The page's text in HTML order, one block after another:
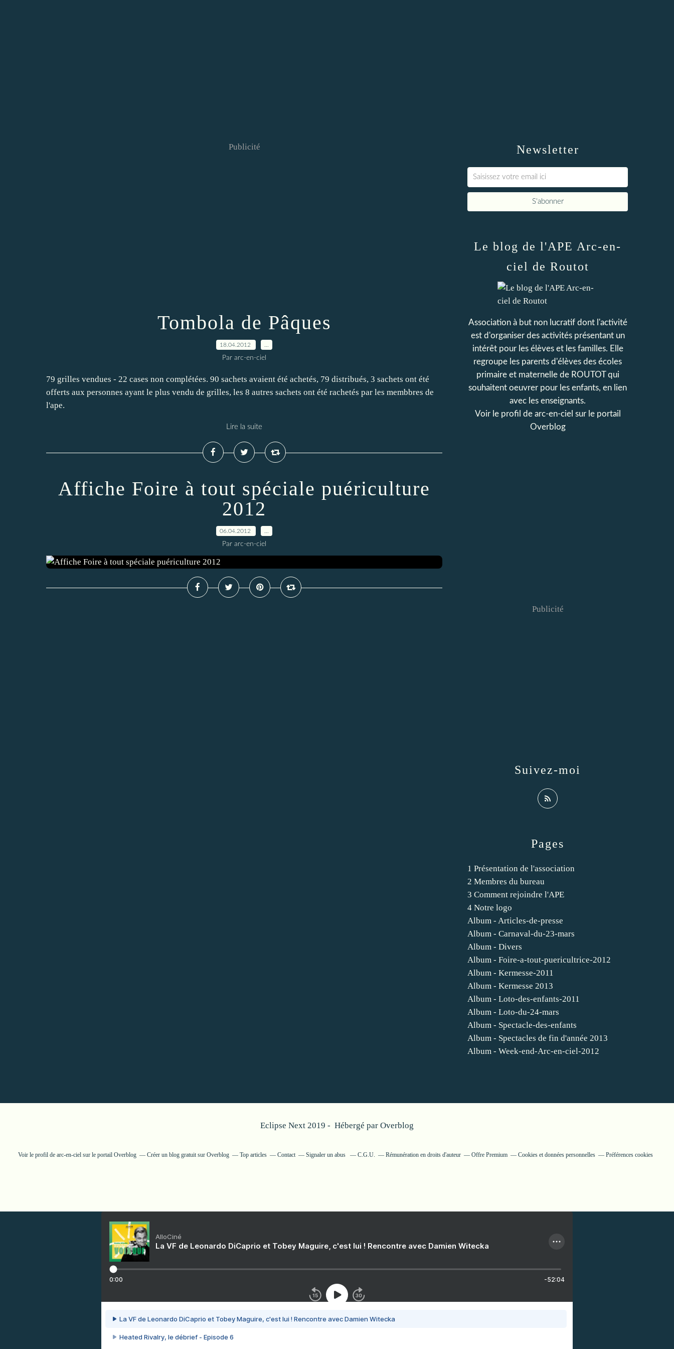
Publicité
Tombola de Pâques
18.04.2012
Par arc-en-ciel
79 grilles vendues - 22 cases non complétées. 90 sachets avaient été achetés, 79 distribués, 3 sachets ont été
offerts aux personnes ayant le plus vendu de grilles, les 8 autres sachets ont été rachetés par les membbres de
l'ape.
Lire la suite
Affiche Foire à tout spéciale puériculture
2012
06.04.2012
Par arc-en-ciel
Newsletter
Pages
1 Présentation de l'association
2 Membres du bureau
3 Comment rejoindre l'APE
4 Notre logo
Album - Articles-de-presse
Album - Carnaval-du-23-mars
Album - Divers
Album - Foire-a-tout-puericultrice-2012
Album - Kermesse-2011
Album - Kermesse 2013
Album - Loto-des-enfants-2011
Album - Loto-du-24-mars
Album - Spectacle-des-enfants
Album - Spectacles de fin d'année 2013
Album - Week-end-Arc-en-ciel-2012
Le blog de l'APE Arc-en-
ciel de Routot
Association à but non lucratif dont l'activité
est d'organiser des activités présentant un
intérêt pour les élèves et les familles. Elle
regroupe les parents d'élèves des écoles
primaire et maternelle de ROUTOT qui
souhaitent oeuvrer pour les enfants, en lien
avec les enseignants.
Voir le profil de arc-en-ciel sur le portail
Overblog
Suivez-moi
Publicité
Eclipse Next 2019 - Hébergé par Overblog
Voir le profil de arc-en-ciel sur le portail Overblog Créer un blog gratuit sur Overblog Top articles Contact Signaler un abus C.G.U. Rémunération en droits d'auteur Offre Premium Cookies et données personnelles Préférences cookies
AlloCiné
La VF de Leonardo DiCaprio et Tobey Maguire, c'est lui ! Rencontre avec Damien Witecka
0:00 -52:04
La VF de Leonardo DiCaprio et Tobey Maguire, c'est lui ! Rencontre avec Damien Witecka
Heated Rivalry, le débrief - Episode 6